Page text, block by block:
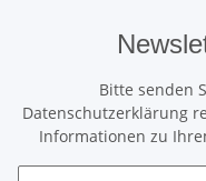
Bitte senden
Datenschutzerklärung
Informationen zu